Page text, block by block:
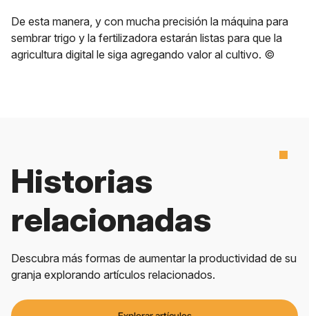
De esta manera, y con mucha precisión la máquina para
sembrar trigo y la fertilizadora estarán listas para que la
agricultura digital le siga agregando valor al cultivo. ©
Historias
relacionadas
Descubra más formas de aumentar la productividad de su
granja explorando artículos relacionados.